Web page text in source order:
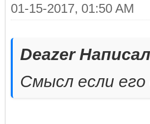
01-15-2017, 01:50 AM
Deazer
Смысл если его